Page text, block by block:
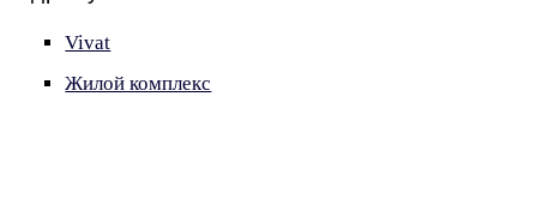
Vivat
Жилой комплекс